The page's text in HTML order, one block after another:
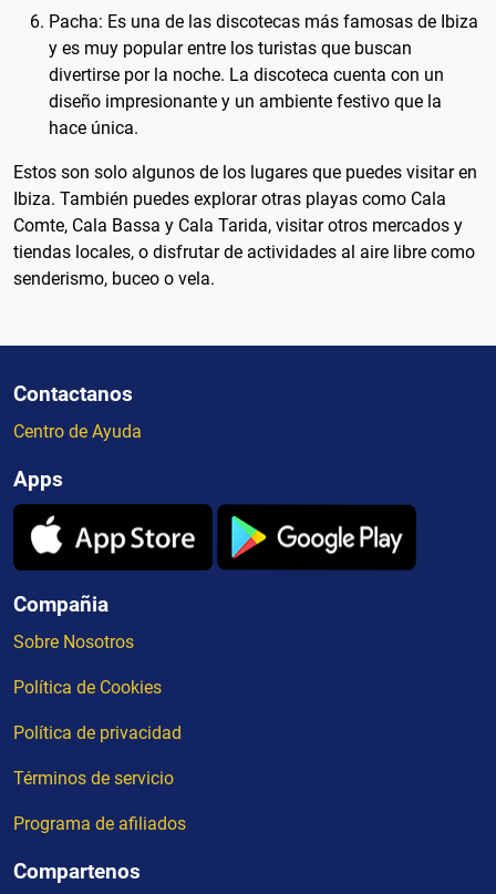
Pacha: Es una de las discotecas más famosas de Ibiza
y es muy popular entre los turistas que buscan
divertirse por la noche. La discoteca cuenta con un
diseño impresionante y un ambiente festivo que la
hace única.
Estos son solo algunos de los lugares que puedes visitar en
Ibiza. También puedes explorar otras playas como Cala
Comte, Cala Bassa y Cala Tarida, visitar otros mercados y
tiendas locales, o disfrutar de actividades al aire libre como
senderismo, buceo o vela.
Contactanos
Centro de Ayuda
Apps
Compañia
Sobre Nosotros
Política de Cookies
Política de privacidad
Términos de servicio
Programa de afiliados
Compartenos